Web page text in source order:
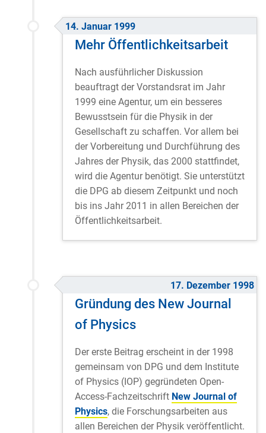
14. Januar 1999
Mehr Öffentlichkeitsarbeit
Nach ausführlicher Diskussion
beauftragt der Vorstandsrat im Jahr
1999 eine Agentur, um ein besseres
Bewusstsein für die Physik in der
Gesellschaft zu schaffen. Vor allem bei
der Vorbereitung und Durchführung des
Jahres der Physik, das 2000 stattfindet,
wird die Agentur benötigt. Sie unterstützt
die DPG ab diesem Zeitpunkt und noch
bis ins Jahr 2011 in allen Bereichen der
Öffentlichkeitsarbeit.
17. Dezember 1998
Gründung des New Journal
of Physics
Der erste Beitrag erscheint in der 1998
gemeinsam von DPG und dem Institute
of Physics (IOP) gegründeten Open-
Access-Fachzeitschrift New Journal of
Physics, die Forschungsarbeiten aus
allen Bereichen der Physik veröffentlicht.